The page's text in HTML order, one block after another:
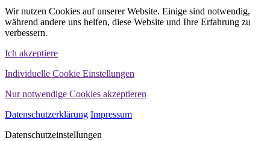
Wir nutzen Cookies auf unserer Website. Einige sind notwendig,
während andere uns helfen, diese Website und Ihre Erfahrung zu
verbessern.
Ich akzeptiere
Individuelle Cookie Einstellungen
Nur notwendige Cookies akzeptieren
Datenschutzerklärung Impressum
Datenschutzeinstellungen